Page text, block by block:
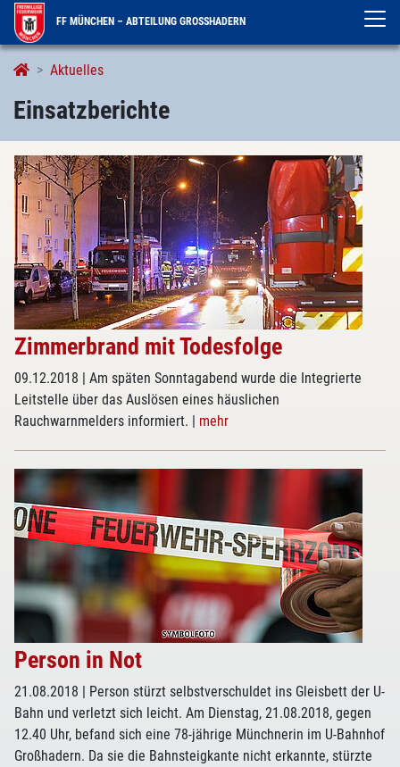
FF MÜNCHEN – ABTEILUNG GROSSHADERN
Aktuelles
Einsatzberichte
Einsatzberichte
Zimmerbrand mit Todesfolge
09.12.2018 | Am späten Sonntagabend wurde die Integrierte
Leitstelle über das Auslösen eines häuslichen
Rauchwarnmelders informiert. | mehr
Person in Not
21.08.2018 | Person stürzt selbstverschuldet ins Gleisbett der U-
Bahn und verletzt sich leicht. Am Dienstag, 21.08.2018, gegen
12.40 Uhr, befand sich eine 78-jährige Münchnerin im U-Bahnhof
Großhadern. Da sie die Bahnsteigkante nicht erkannte, stürzte